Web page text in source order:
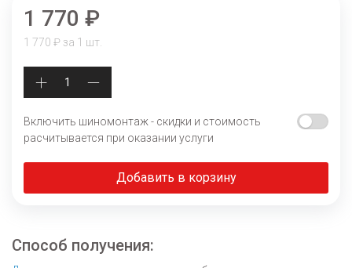
1 770 ₽
1 770 ₽ за 1 шт.
Включить шиномонтаж - скидки и стоимость
расчитывается при оказании услуги
Добавить в корзину
Способ получения: